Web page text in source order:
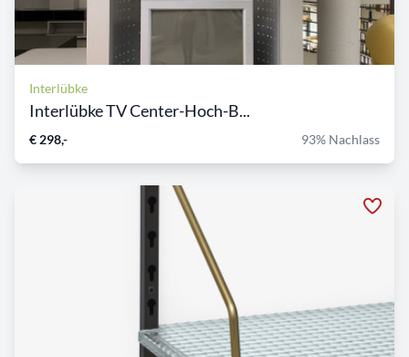
Interlübke
Interlübke TV Center-Hoch-B...
€ 298,- 93% Nachlass